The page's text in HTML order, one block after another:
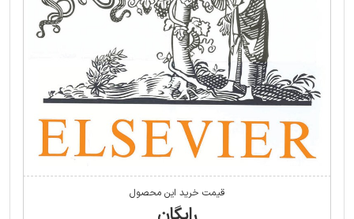
قیمت خرید این محصول